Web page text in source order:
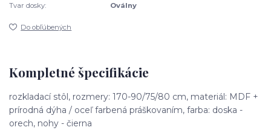
Tvar dosky:
Oválny
Do obľúbených
Kompletné špecifikácie
rozkladací stôl, rozmery: 170-90/75/80 cm, materiál: MDF +
prírodná dýha / oceľ farbená práškovaním, farba: doska -
orech, nohy - čierna